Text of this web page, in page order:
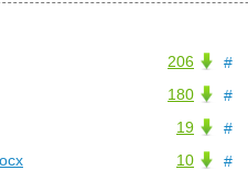
#
206
#
180
#
19
#
10